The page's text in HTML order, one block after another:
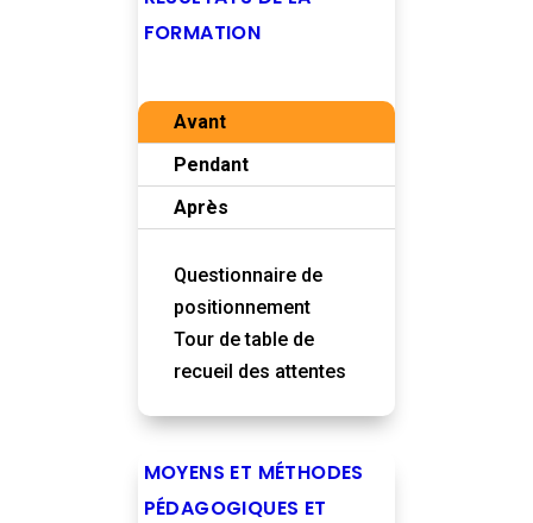
FORMATION
Avant
Pendant
Après
Questionnaire de
positionnement
Tour de table de
recueil des attentes
MOYENS ET MÉTHODES
PÉDAGOGIQUES ET